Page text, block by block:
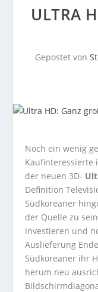
ULTRA
Gepostet von
Noch ein wenig
Kaufinteressierte
der neuen 3D-
Definition
Südkoreaner
der Quelle zu
investieren und
Auslieferung
Südkoreaner ihr
herum neu